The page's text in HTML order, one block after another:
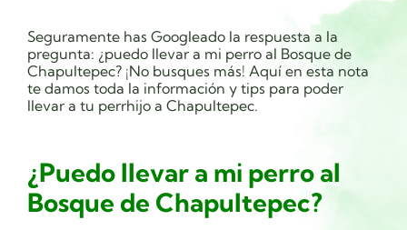
Seguramente has Googleado la respuesta a la
pregunta: ¿puedo llevar a mi perro al Bosque de
Chapultepec? ¡No busques más! Aquí en esta nota
te damos toda la información y tips para poder
llevar a tu perrhijo a Chapultepec.
¿Puedo llevar a mi perro al
Bosque de Chapultepec?